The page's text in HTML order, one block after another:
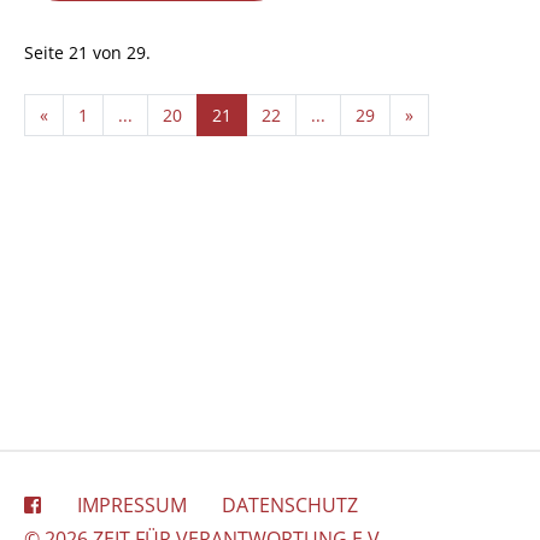
Seite 21 von 29.
« 1 ... 20 21 22 ... 29 »
IMPRESSUM
DATENSCHUTZ